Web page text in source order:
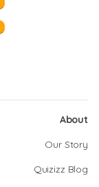
About
Our Story
Quizizz Blog